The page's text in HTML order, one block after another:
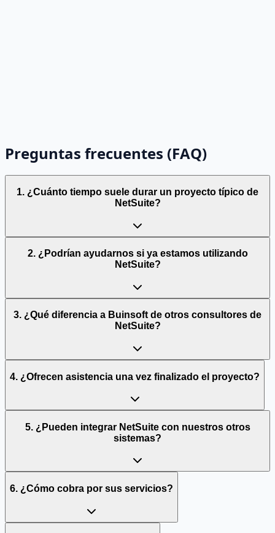
Preguntas frecuentes (FAQ)
1. ¿Cuánto tiempo suele durar un proyecto típico de
NetSuite?
2. ¿Podrían ayudarnos si ya estamos utilizando
NetSuite?
3. ¿Qué diferencia a Buinsoft de otros consultores de
NetSuite?
4. ¿Ofrecen asistencia una vez finalizado el proyecto?
5. ¿Pueden integrar NetSuite con nuestros otros
sistemas?
6. ¿Cómo cobra por sus servicios?